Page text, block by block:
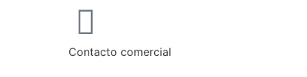
Contacto comercial